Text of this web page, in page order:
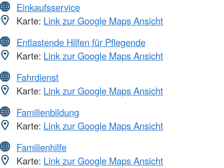
Einkaufsservice
Karte: Link zur Google Maps Ansicht
Entlastende Hilfen für Pflegende
Karte: Link zur Google Maps Ansicht
Fahrdienst
Karte: Link zur Google Maps Ansicht
Familienbildung
Karte: Link zur Google Maps Ansicht
Familienhilfe
Karte: Link zur Google Maps Ansicht